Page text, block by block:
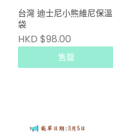
台灣 迪士尼小熊維尼保溫
袋
HKD $98.00
售罄